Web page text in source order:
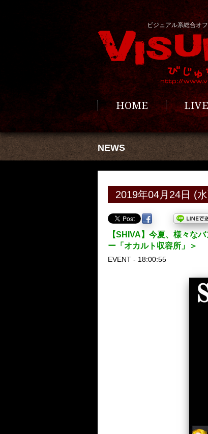
ビジュアル系総合オ
HOME
NEWS
2019年04月24日 (
【SHIVA】今夏、様々な
ー「オカルト収容所」＞
EVENT - 18:00:55